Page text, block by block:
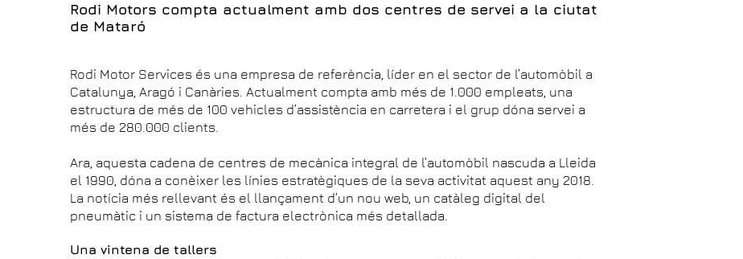
Rodi Motors compta actualment amb dos centres de servei a la ciutat
de Mataró
Rodi Motor Services és una empresa de referència, líder en el sector de l’automòbil a
Catalunya, Aragó i Canàries. Actualment compta amb més de 1.000 empleats, una
estructura de més de 100 vehicles d’assistència en carretera i el grup dóna servei a
més de 280.000 clients.
Ara, aquesta cadena de centres de mecànica integral de l’automòbil nascuda a Lleida
el 1990, dóna a conèixer les línies estratègiques de la seva activitat aquest any 2018.
La notícia més rellevant és el llançament d’un nou web, un catàleg digital del
pneumàtic i un sistema de factura electrònica més detallada.
Una vintena de tallers